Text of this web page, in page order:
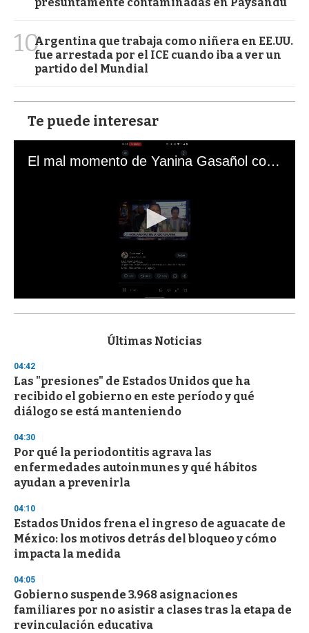
10Argentina que trabaja como niñera en EE.UU.
fue arrestada por el ICE cuando iba a ver un
partido del Mundial
Te puede interesar
El mal momento de Yanina Gasañol con un hincha argentino en "Subrayado"
s
d
s
o
f
3
s
e
c
o
n
Últimas Noticias
04:42
Las "presiones" de Estados Unidos que ha
recibido el gobierno en este período y qué
diálogo se está manteniendo
04:30
Por qué la periodontitis agrava las
enfermedades autoinmunes y qué hábitos
ayudan a prevenirla
04:10
Estados Unidos frena el ingreso de aguacate de
México: los motivos detrás del bloqueo y cómo
impacta la medida
04:05
Gobierno suspende 3.968 asignaciones
familiares por no asistir a clases tras la etapa de
revinculación educativa